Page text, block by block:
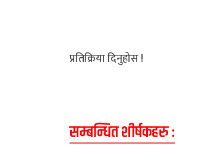
प्रतिक्रिया दिनुहोस !
सम्बन्धित शीर्षकहरु :